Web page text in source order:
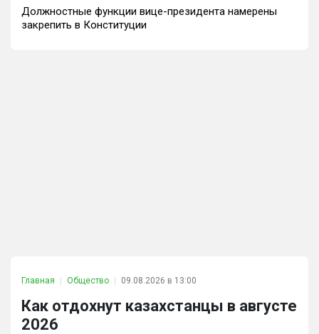
Должностные функции вице-президента намерены
закрепить в Конституции
Главная Общество 09.08.2026 в 13:00
Как отдохнут казахстанцы в августе
2026